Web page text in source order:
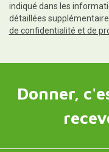
indiqué dans les
détaillées
de confidentialité et de
Donner,